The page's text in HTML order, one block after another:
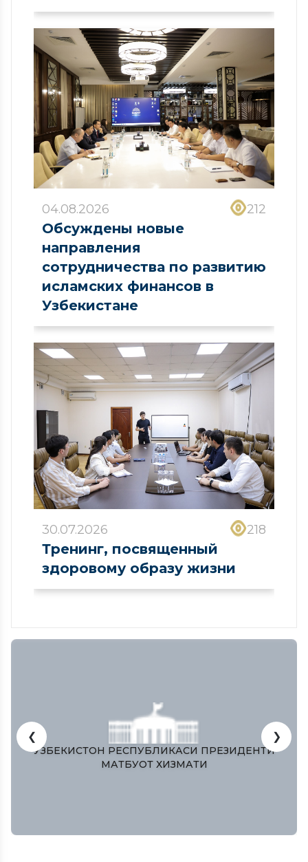
песочница» в сфере рынка
капитала
04.08.2026 212
Обсуждены новые
направления
сотрудничества по развитию
исламских финансов в
Узбекистане
30.07.2026 218
Тренинг, посвященный
здоровому образу жизни
ЎЗБЕКИСТОН РЕСПУБЛИКАСИ ПРЕЗИДЕНТИ
МАТБУОТ ХИЗМАТИ
❮ ❯